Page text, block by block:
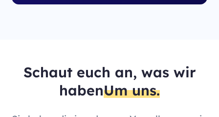
Schaut euch an, was wir
habenUm uns.